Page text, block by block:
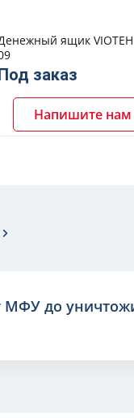
ящик VIOTEH
заказ
Напишите нам
МФУ до